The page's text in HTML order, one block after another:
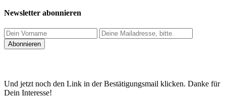
Newsletter abonnieren
Und jetzt noch den Link in der Bestätigungsmail klicken. Danke für
Dein Interesse!